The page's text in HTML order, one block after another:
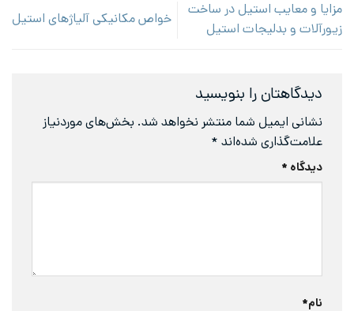
مزایا و معایب استیل در ساخت
زیورآلات و بدلیجات استیل
خواص مکانیکی آلیاژهای استیل
دیدگاهتان را بنویسید
نشانی ایمیل شما منتشر نخواهد شد. بخش‌های موردنیاز
علامت‌گذاری شده‌اند *
دیدگاه *
نام*